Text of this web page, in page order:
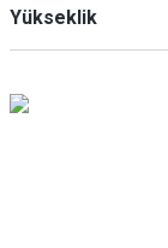
Yükseklik